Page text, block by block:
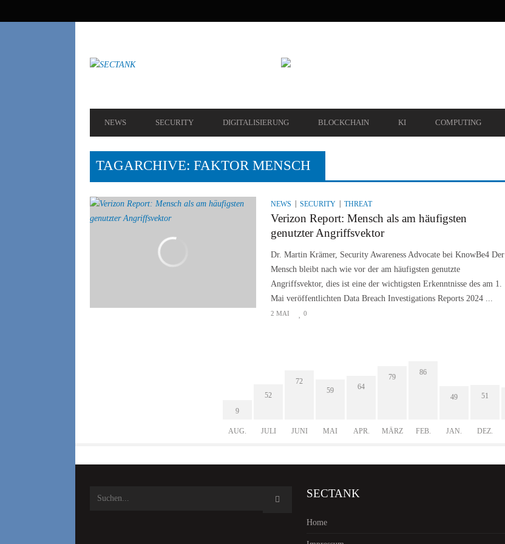
NAVIGATION
NAVIGATION
NEWS SECURITY DIGITALISIERUNG BLOCKCHAIN KI COMPUTING
TAGARCHIVE: FAKTOR MENSCH
NEWS SECURITY THREAT
Verizon Report: Mensch als am häufigsten
genutzter Angriffsvektor
Dr. Martin Krämer, Security Awareness Advocate bei KnowBe4 Der
Mensch bleibt nach wie vor der am häufigsten genutzte
Angriffsvektor, dies ist eine der wichtigsten Erkenntnisse des am 1.
Mai veröffentlichten Data Breach Investigations Reports 2024 ...
2 MAI 0
9
AUG.
52
JULI
72
JUNI
59
MAI
64
APR.
79
MÄRZ
86
FEB.
49
JAN.
51
DEZ.
SECTANK
Home